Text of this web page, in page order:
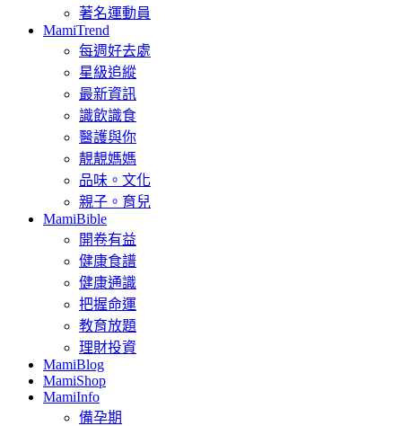
著名運動員
MamiTrend
每週好去處
星級追縱
最新資訊
識飲識食
醫護與你
靚靚媽媽
品味。文化
親子。育兒
MamiBible
開卷有益
健康食譜
健康通識
把握命運
教育放題
理財投資
MamiBlog
MamiShop
MamiInfo
備孕期